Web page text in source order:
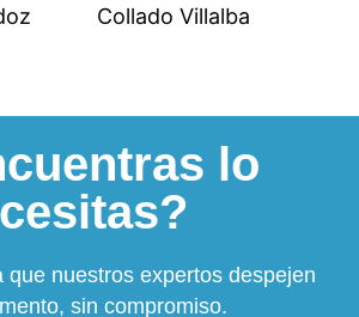
Collado Villalba
lo
que nuestros expertos despejen
sin compromiso.